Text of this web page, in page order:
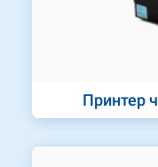
Принтер